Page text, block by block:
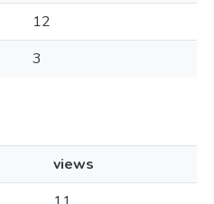
12
3
views